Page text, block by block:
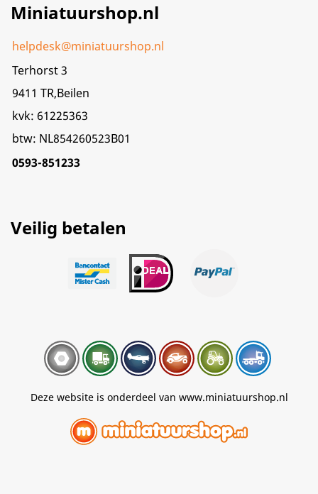
Miniatuurshop.nl
helpdesk@miniatuurshop.nl
Terhorst 3
9411 TR,Beilen
kvk: 61225363
btw: NL854260523B01
0593-851233
Veilig betalen
Deze website is onderdeel van www.miniatuurshop.nl